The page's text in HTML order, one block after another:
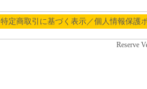
特定商取引に基づく表示／個人情報保護
Reserve